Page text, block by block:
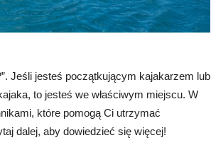
Jeśli jesteś początkującym kajakarzem lub
to jesteś we właściwym miejscu. W
które pomogą Ci utrzymać
dalej, aby dowiedzieć się więcej!